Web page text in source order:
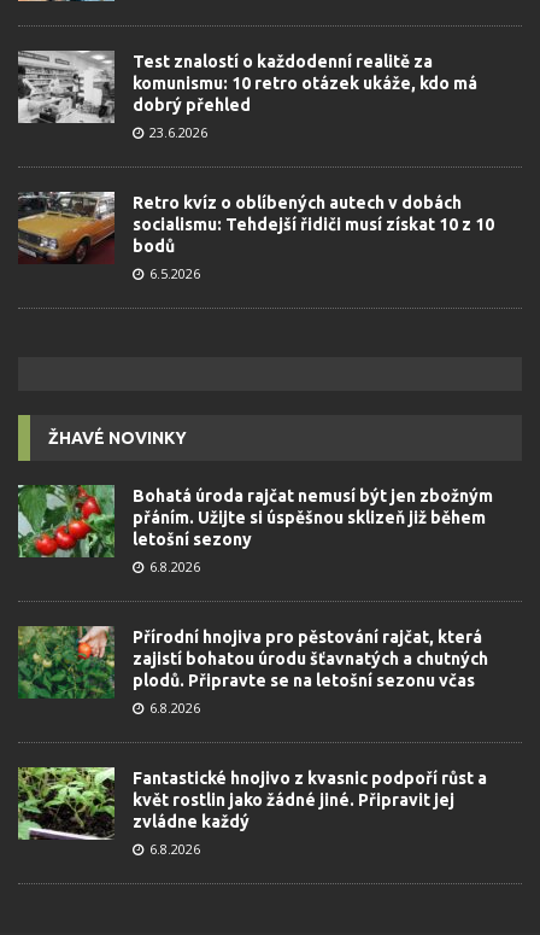
Test znalostí o každodenní realitě za
komunismu: 10 retro otázek ukáže, kdo má
dobrý přehled
23.6.2026
Retro kvíz o oblíbených autech v dobách
socialismu: Tehdejší řidiči musí získat 10 z 10
bodů
6.5.2026
ŽHAVÉ NOVINKY
Bohatá úroda rajčat nemusí být jen zbožným
přáním. Užijte si úspěšnou sklizeň již během
letošní sezony
6.8.2026
Přírodní hnojiva pro pěstování rajčat, která
zajistí bohatou úrodu šťavnatých a chutných
plodů. Připravte se na letošní sezonu včas
6.8.2026
Fantastické hnojivo z kvasnic podpoří růst a
květ rostlin jako žádné jiné. Připravit jej
zvládne každý
6.8.2026